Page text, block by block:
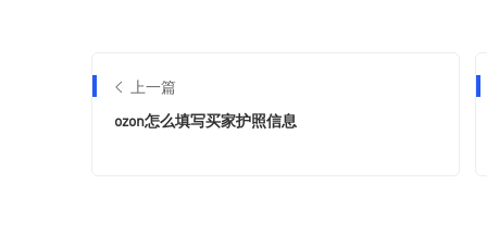
上一篇
ozon怎么填写买家护照信息